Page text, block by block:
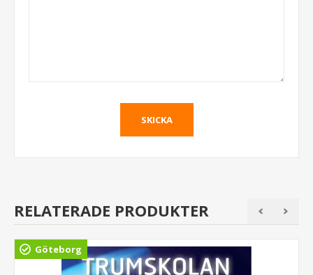
RELATERADE PRODUKTER
Göteborg